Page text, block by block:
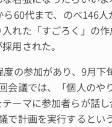
60代まで、のべ146人
れた「すごろく」の作
用された。
の参加があり、9月下
会議では、「個人のや
ーマに参加者らが話し
で計画を実行するという